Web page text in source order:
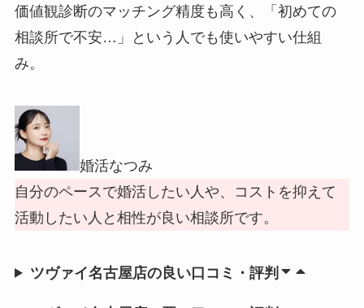
価値観診断のマッチング精度も高く、「初めての
相談所で不安…」という人でも使いやすい仕組
み。
婚活なつみ
自分のペースで婚活したい人や、コストを抑えて
活動したい人と相性が良い相談所です。
ツヴァイ名古屋店の良い口コミ・評判